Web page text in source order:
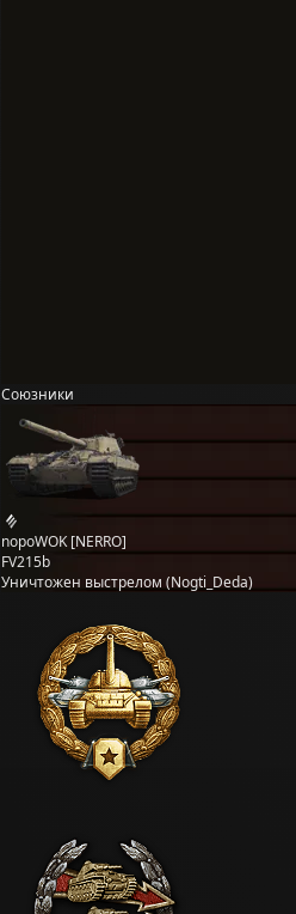
Союзники
nopoWOK [NERRO]
FV215b
Уничтожен выстрелом (Nogti_Deda)